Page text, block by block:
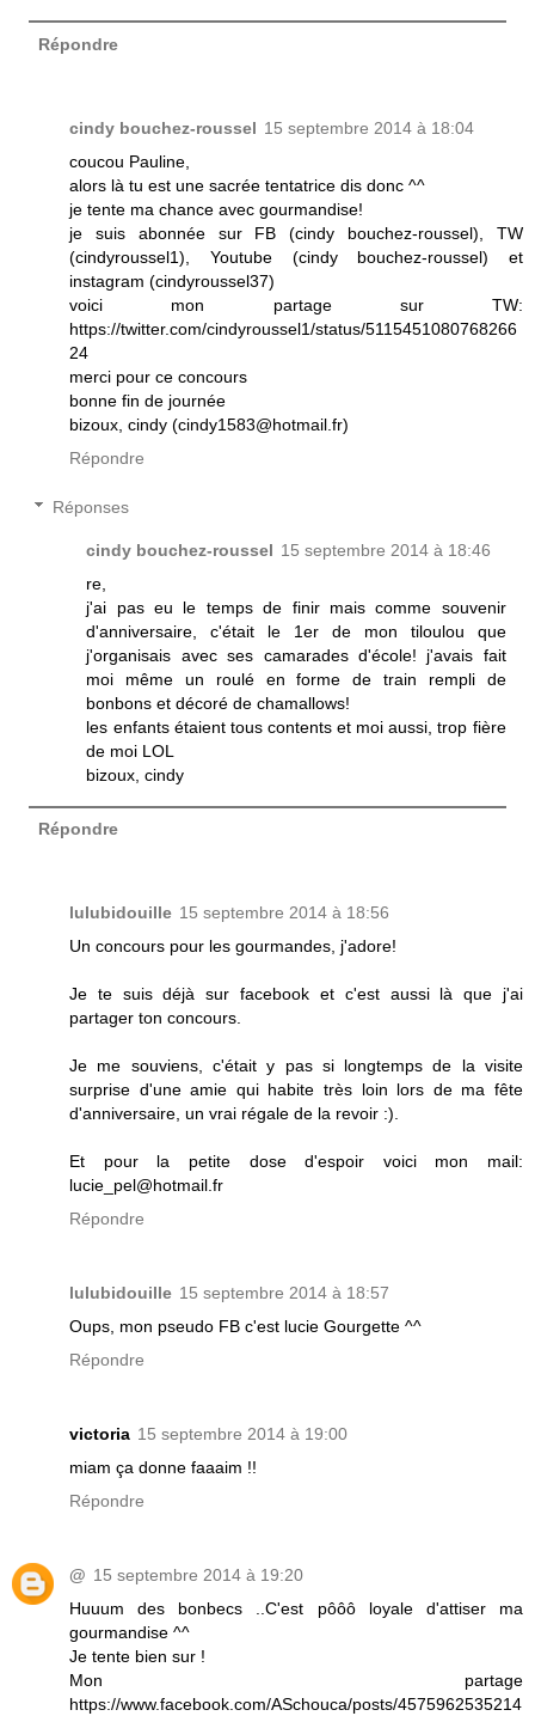
Répondre
cindy bouchez-roussel 15 septembre 2014 à 18:04
coucou Pauline,
alors là tu est une sacrée tentatrice dis donc ^^
je tente ma chance avec gourmandise!
je suis abonnée sur FB (cindy bouchez-roussel), TW
(cindyroussel1), Youtube (cindy bouchez-roussel) et
instagram (cindyroussel37)
voici mon partage sur TW:
https://twitter.com/cindyroussel1/status/5115451080768266
24
merci pour ce concours
bonne fin de journée
bizoux, cindy (cindy1583@hotmail.fr)
Répondre
Réponses
cindy bouchez-roussel 15 septembre 2014 à 18:46
re,
j'ai pas eu le temps de finir mais comme souvenir
d'anniversaire, c'était le 1er de mon tiloulou que
j'organisais avec ses camarades d'école! j'avais fait
moi même un roulé en forme de train rempli de
bonbons et décoré de chamallows!
les enfants étaient tous contents et moi aussi, trop fière
de moi LOL
bizoux, cindy
Répondre
lulubidouille 15 septembre 2014 à 18:56
Un concours pour les gourmandes, j'adore!
Je te suis déjà sur facebook et c'est aussi là que j'ai
partager ton concours.
Je me souviens, c'était y pas si longtemps de la visite
surprise d'une amie qui habite très loin lors de ma fête
d'anniversaire, un vrai régale de la revoir :).
Et pour la petite dose d'espoir voici mon mail:
lucie_pel@hotmail.fr
Répondre
lulubidouille 15 septembre 2014 à 18:57
Oups, mon pseudo FB c'est lucie Gourgette ^^
Répondre
victoria 15 septembre 2014 à 19:00
miam ça donne faaaim !!
Répondre
@ 15 septembre 2014 à 19:20
Huuum des bonbecs ..C'est pôôô loyale d'attiser ma
gourmandise ^^
Je tente bien sur !
Mon partage
https://www.facebook.com/ASchouca/posts/4575962535214